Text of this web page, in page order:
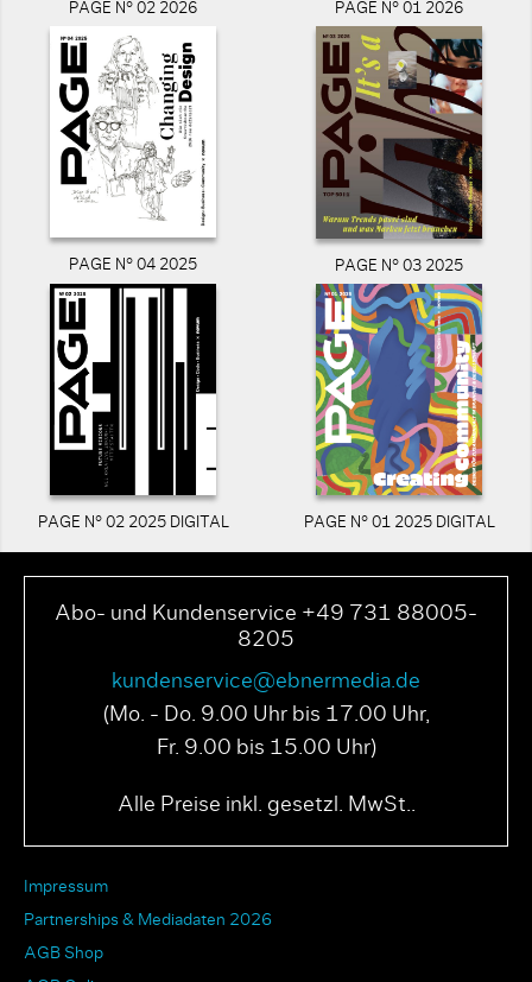
PAGE N° 02 2026 PAGE N° 01 2026
PAGE N° 04 2025 PAGE N° 03 2025
PAGE N° 02 2025 DIGITAL PAGE N° 01 2025 DIGITAL
Abo- und Kundenservice +49 731 88005-
8205
kundenservice@ebnermedia.de
(Mo. - Do. 9.00 Uhr bis 17.00 Uhr,
Fr. 9.00 bis 15.00 Uhr)
Alle Preise inkl. gesetzl. MwSt..
Impressum
Partnerships & Mediadaten 2026
AGB Shop